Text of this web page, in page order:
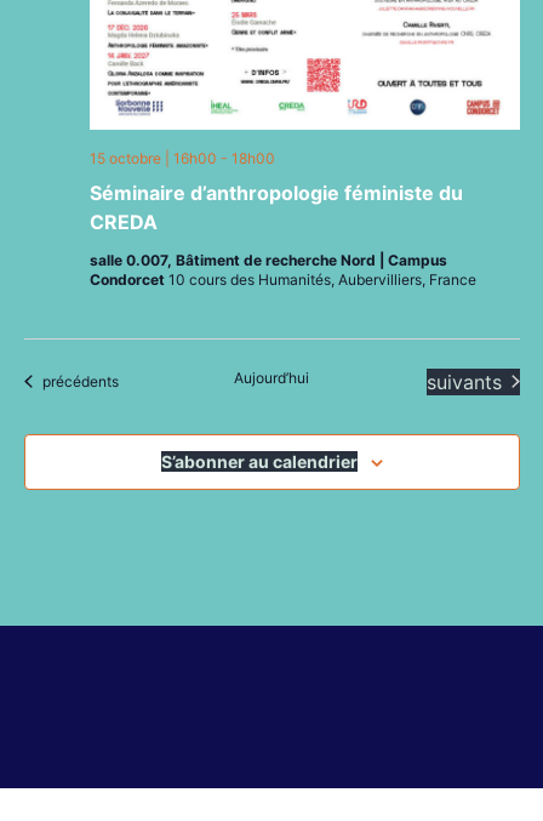
Séminaire d’anthropologie féministe du
CREDA
15 octobre | 16h00 - 18h00
salle 0.007, Bâtiment de recherche Nord | Campus
Condorcet 10 cours des Humanités, Aubervilliers, France
Évènements
précédents Aujourd’hui Évènements
suivants
S’abonner au calendrier